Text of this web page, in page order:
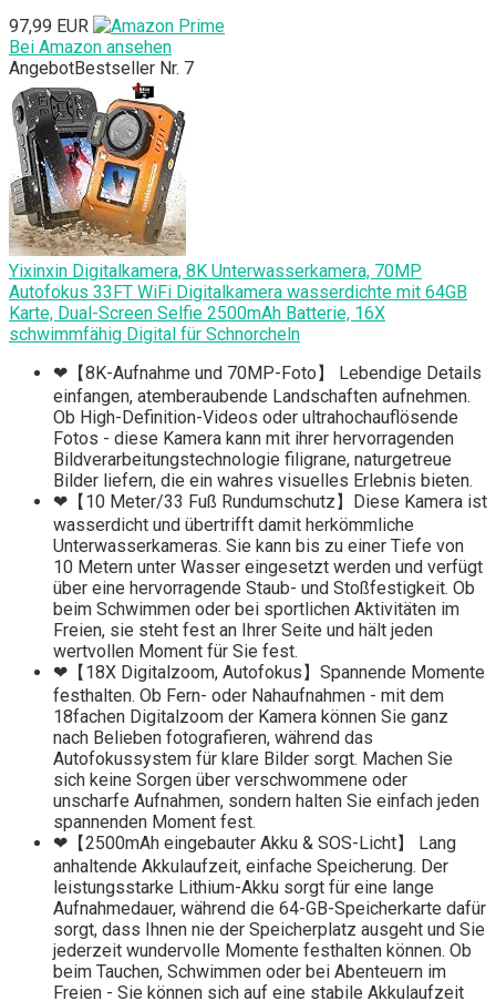
97,99 EUR
Bei Amazon ansehen
AngebotBestseller Nr. 7
Yixinxin Digitalkamera, 8K Unterwasserkamera, 70MP
Autofokus 33FT WiFi Digitalkamera wasserdichte mit 64GB
Karte, Dual-Screen Selfie 2500mAh Batterie, 16X
schwimmfähig Digital für Schnorcheln
❤【8K-Aufnahme und 70MP-Foto】 Lebendige Details
einfangen, atemberaubende Landschaften aufnehmen.
Ob High-Definition-Videos oder ultrahochauflösende
Fotos - diese Kamera kann mit ihrer hervorragenden
Bildverarbeitungstechnologie filigrane, naturgetreue
Bilder liefern, die ein wahres visuelles Erlebnis bieten.
❤【10 Meter/33 Fuß Rundumschutz】Diese Kamera ist
wasserdicht und übertrifft damit herkömmliche
Unterwasserkameras. Sie kann bis zu einer Tiefe von
10 Metern unter Wasser eingesetzt werden und verfügt
über eine hervorragende Staub- und Stoßfestigkeit. Ob
beim Schwimmen oder bei sportlichen Aktivitäten im
Freien, sie steht fest an Ihrer Seite und hält jeden
wertvollen Moment für Sie fest.
❤【18X Digitalzoom, Autofokus】Spannende Momente
festhalten. Ob Fern- oder Nahaufnahmen - mit dem
18fachen Digitalzoom der Kamera können Sie ganz
nach Belieben fotografieren, während das
Autofokussystem für klare Bilder sorgt. Machen Sie
sich keine Sorgen über verschwommene oder
unscharfe Aufnahmen, sondern halten Sie einfach jeden
spannenden Moment fest.
❤【2500mAh eingebauter Akku & SOS-Licht】 Lang
anhaltende Akkulaufzeit, einfache Speicherung. Der
leistungsstarke Lithium-Akku sorgt für eine lange
Aufnahmedauer, während die 64-GB-Speicherkarte dafür
sorgt, dass Ihnen nie der Speicherplatz ausgeht und Sie
jederzeit wundervolle Momente festhalten können. Ob
beim Tauchen, Schwimmen oder bei Abenteuern im
Freien - Sie können sich auf eine stabile Akkulaufzeit